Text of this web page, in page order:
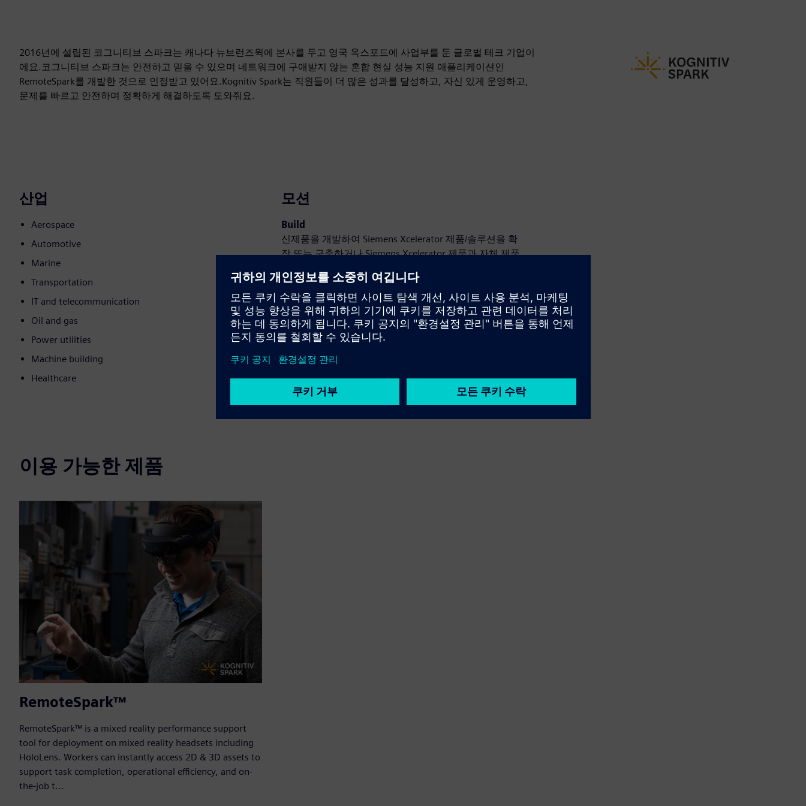
2016년에 설립된 코그니티브 스파크는 캐나다 뉴브런즈윅에 본사를 두고 영국 옥스포드에 사업부를 둔 글로벌 테크 기업이
에요.코그니티브 스파크는 안전하고 믿을 수 있으며 네트워크에 구애받지 않는 혼합 현실 성능 지원 애플리케이션인
RemoteSpark를 개발한 것으로 인정받고 있어요.Kognitiv Spark는 직원들이 더 많은 성과를 달성하고, 자신 있게 운영하고,
문제를 빠르고 안전하며 정확하게 해결하도록 도와줘요.
산업
Aerospace
Automotive
Marine
Transportation
IT and telecommunication
Oil and gas
Power utilities
Machine building
Healthcare
모션
Build
신제품을 개발하여 Siemens Xcelerator 제품/솔루션을 확
장 또는 구축하거나 Siemens Xcelerator 제품과 자체 제품
Service
고객이 Siemens Xcelerator 제품/솔루션을 구현, 통합, 운
영 또는 유지 관리할 수 있도록 지원하는 서비스를 제공합
니다.
이용 가능한 제품
RemoteSpark™
RemoteSpark™ is a mixed reality performance support
tool for deployment on mixed reality headsets including
HoloLens. Workers can instantly access 2D & 3D assets to
support task completion, operational efficiency, and on-
the-job t...